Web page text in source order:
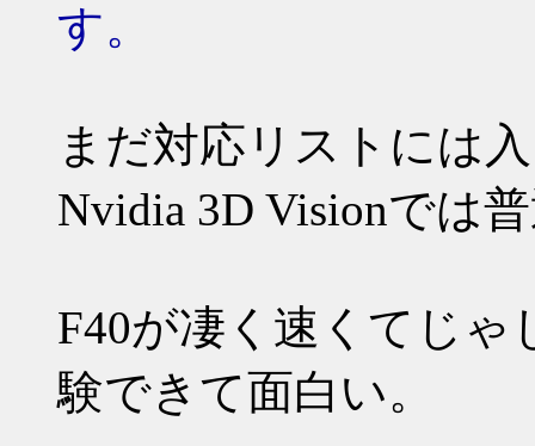
す。
まだ対応リストには
Nvidia 3D Visionでは
F40が凄く速くてじ
験できて面白い。